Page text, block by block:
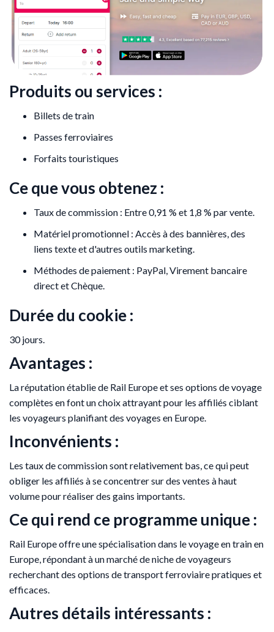
Produits ou services :
Billets de train
Passes ferroviaires
Forfaits touristiques
Ce que vous obtenez :
Taux de commission : Entre 0,91 % et 1,8 % par vente.
Matériel promotionnel : Accès à des bannières, des
liens texte et d'autres outils marketing.
Méthodes de paiement : PayPal, Virement bancaire
direct et Chèque.
Durée du cookie :
30 jours.
Avantages :
La réputation établie de Rail Europe et ses options de voyage
complètes en font un choix attrayant pour les affiliés ciblant
les voyageurs planifiant des voyages en Europe.
Inconvénients :
Les taux de commission sont relativement bas, ce qui peut
obliger les affiliés à se concentrer sur des ventes à haut
volume pour réaliser des gains importants.
Ce qui rend ce programme unique :
Rail Europe offre une spécialisation dans le voyage en train en
Europe, répondant à un marché de niche de voyageurs
recherchant des options de transport ferroviaire pratiques et
efficaces.
Autres détails intéressants :